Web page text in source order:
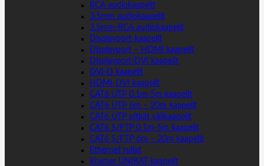
RCA audiokaapelit
3.5mm audiokaapelit
3.5mm-RCA audiokaapelit
Displayport-kaapelit
Displayport – HDMI kaapelit
Displayport-DVI kaapelit
DVI-D kaapelit
HDMI-DVI kaapelit
CAT6 UTP 0.1m-5m kaapelit
CAT6 UTP 6m – 20m kaapelit
CAT6 UTP pitkät välikaapelit
CAT6 S/FTP 0.1m-5m kaapelit
CAT6 S/FTP 6m – 20m kaapelit
Ethernet rullat
Kramer UNIKAT-kaapelit